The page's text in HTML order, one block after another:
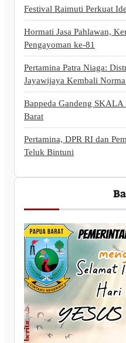
Festival Raimuti Perkuat
Hormati Jasa Pahlawan,
Pengayoman ke-81
Pertamina Patra Niaga:
Jayawijaya Kembali
Bappeda Gandeng SKALA
Barat
Pertamina, DPR RI dan
Teluk Bintuni